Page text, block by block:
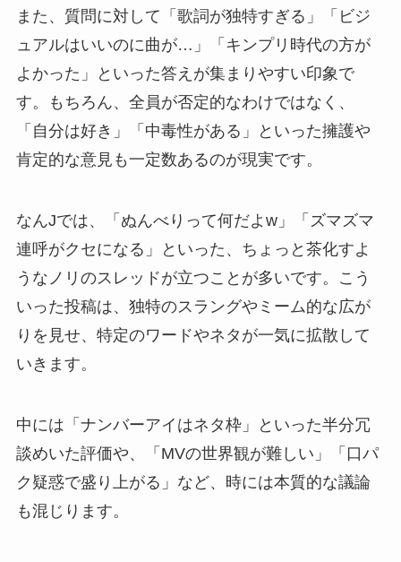
また、質問に対して「歌詞が独特すぎる」「ビジ
ュアルはいいのに曲が…」「キンプリ時代の方が
よかった」といった答えが集まりやすい印象で
す。もちろん、全員が否定的なわけではなく、
「自分は好き」「中毒性がある」といった擁護や
肯定的な意見も一定数あるのが現実です。
なんJでは、「ぬんべりって何だよw」「ズマズマ
連呼がクセになる」といった、ちょっと茶化すよ
うなノリのスレッドが立つことが多いです。こう
いった投稿は、独特のスラングやミーム的な広が
りを見せ、特定のワードやネタが一気に拡散して
いきます。
中には「ナンバーアイはネタ枠」といった半分冗
談めいた評価や、「MVの世界観が難しい」「口パ
ク疑惑で盛り上がる」など、時には本質的な議論
も混じります。